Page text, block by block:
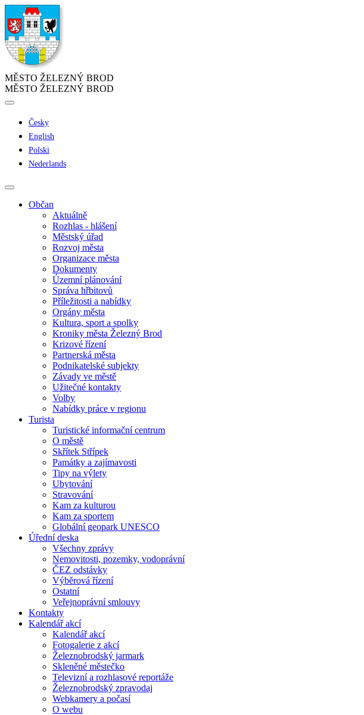
MĚSTO ŽELEZNÝ BROD
MĚSTO ŽELEZNÝ BROD
Česky
English
Polski
Nederlands
Občan
Aktuálně
Rozhlas - hlášení
Městský úřad
Rozvoj města
Organizace města
Dokumenty
Územní plánování
Správa hřbitovů
Příležitosti a nabídky
Orgány města
Kultura, sport a spolky
Kroniky města Železný Brod
Krizové řízení
Partnerská města
Podnikatelské subjekty
Závady ve městě
Užitečné kontakty
Volby
Nabídky práce v regionu
Turista
Turistické informační centrum
O městě
Skřítek Střípek
Památky a zajímavosti
Tipy na výlety
Ubytování
Stravování
Kam za kulturou
Kam za sportem
Globální geopark UNESCO
Úřední deska
Všechny zprávy
Nemovitosti, pozemky, vodoprávní
ČEZ odstávky
Výběrová řízení
Ostatní
Veřejnoprávní smlouvy
Kontakty
Kalendář akcí
Kalendář akcí
Fotogalerie z akcí
Železnobrodský jarmark
Skleněné městečko
Televizní a rozhlasové reportáže
Železnobrodský zpravodaj
Webkamery a počasí
O webu